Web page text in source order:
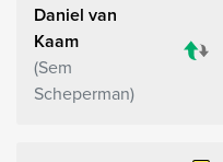
Daniel van
Kaam
Sem
Scheperman